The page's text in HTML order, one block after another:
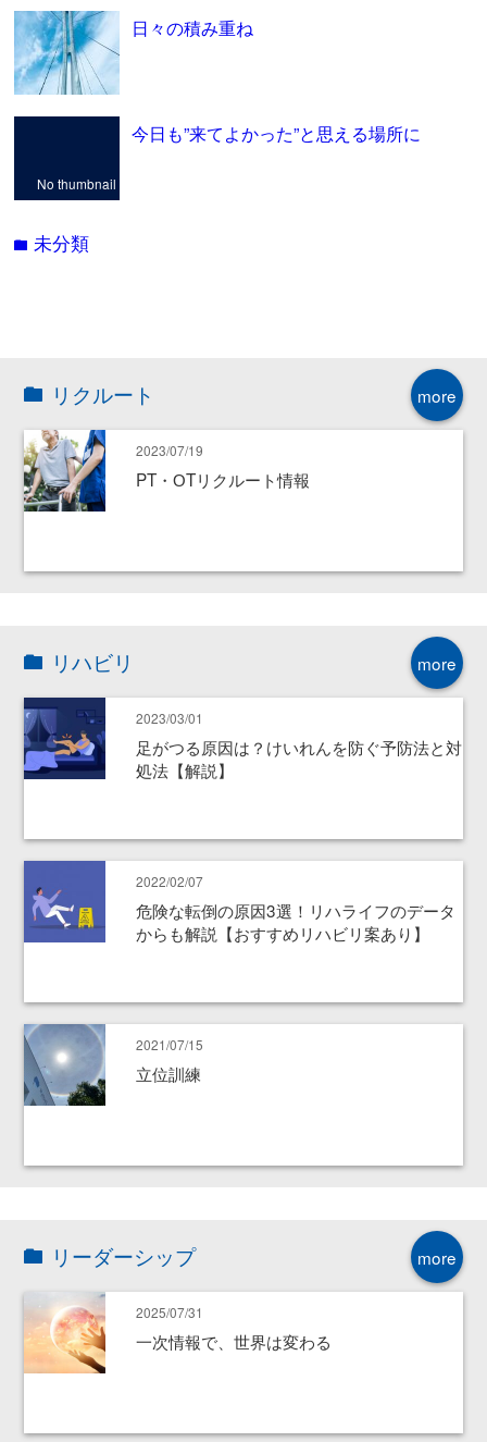
日々の積み重ね
No thumbnail
今日も”来てよかった”と思える場所に
folder未分類
more
リクルート
2023/07/19
PT・ОTリクルート情報
more
リハビリ
2023/03/01
足がつる原因は？けいれんを防ぐ予防法と対
処法【解説】
2022/02/07
危険な転倒の原因3選！リハライフのデータ
からも解説【おすすめリハビリ案あり】
2021/07/15
立位訓練
more
リーダーシップ
2025/07/31
一次情報で、世界は変わる